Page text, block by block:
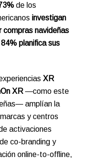
de los
investigan
compras navideñas
84% planifica sus
XR
XR —como este
amplían la
y centros
activaciones
co-branding y
online-to-offline,